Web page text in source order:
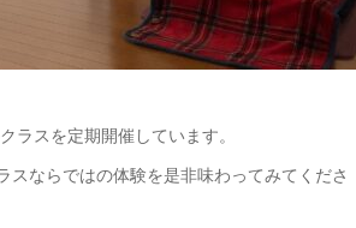
ラスを定期開催しています。
ならではの体験を是非味わってみてくださ